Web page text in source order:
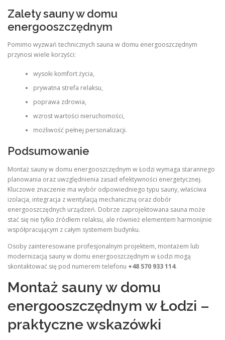
Zalety sauny w domu
energooszczędnym
Pomimo wyzwań technicznych sauna w domu energooszczędnym
przynosi wiele korzyści:
wysoki komfort życia,
prywatna strefa relaksu,
poprawa zdrowia,
wzrost wartości nieruchomości,
możliwość pełnej personalizacji.
Podsumowanie
Montaż sauny w domu energooszczędnym w Łodzi wymaga starannego
planowania oraz uwzględnienia zasad efektywności energetycznej.
Kluczowe znaczenie ma wybór odpowiedniego typu sauny, właściwa
izolacja, integracja z wentylacją mechaniczną oraz dobór
energooszczędnych urządzeń. Dobrze zaprojektowana sauna może
stać się nie tylko źródłem relaksu, ale również elementem harmonijnie
współpracującym z całym systemem budynku.
Osoby zainteresowane profesjonalnym projektem, montażem lub
modernizacją sauny w domu energooszczędnym w Łodzi mogą
skontaktować się pod numerem telefonu +48 570 933 114.
Montaż sauny w domu
energooszczędnym w Łodzi –
praktyczne wskazówki